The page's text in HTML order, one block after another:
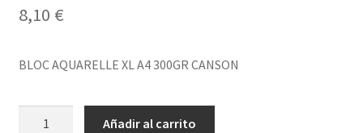
8,10 €
BLOC AQUARELLE XL A4 300GR CANSON
Añadir al carrito